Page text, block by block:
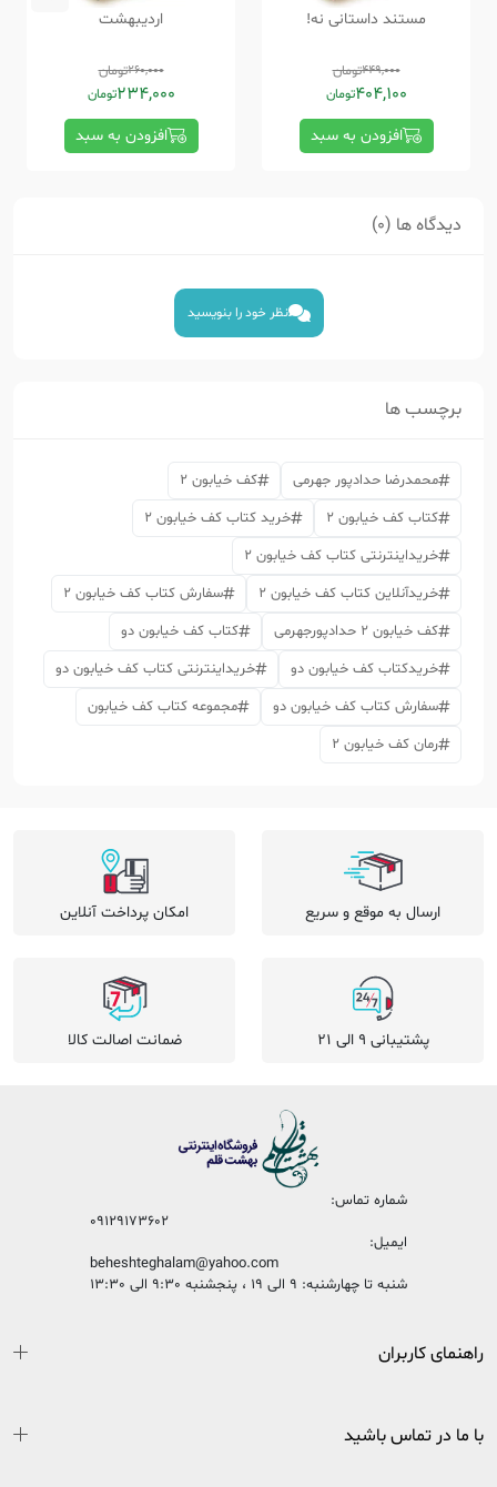
مستند داستانی نه!
449,000تومان
404,100تومان
افزودن به سبد
اردیبهشت
260,000تومان
234,000تومان
افزودن به سبد
دیدگاه ها (0)
نظر خود را بنویسید
برچسب ها
محمدرضا حدادپور جهرمی
کف خیابون 2
کتاب کف خیابون 2
خرید کتاب کف خیابون 2
خریداینترنتی کتاب کف خیابون 2
خریدآنلاین کتاب کف خیابون 2
سفارش کتاب کف خیابون 2
کف خیابون 2 حدادپورجهرمی
کتاب کف خیابون دو
خریدکتاب کف خیابون دو
خریداینترنتی کتاب کف خیابون دو
سفارش کتاب کف خیابون دو
مجموعه کتاب کف خیابون
رمان کف خیابون 2
ارسال به موقع و سریع امکان پرداخت آنلاین
پشتیبانی 9 الی 21 ضمانت اصالت کالا
شماره تماس:
09129173602
ایمیل:
beheshteghalam@yahoo.com
شنبه تا چهارشنبه: 9 الی 19 ، پنجشنبه 9:30 الی 13:30
راهنمای کاربران
با ما در تماس باشید